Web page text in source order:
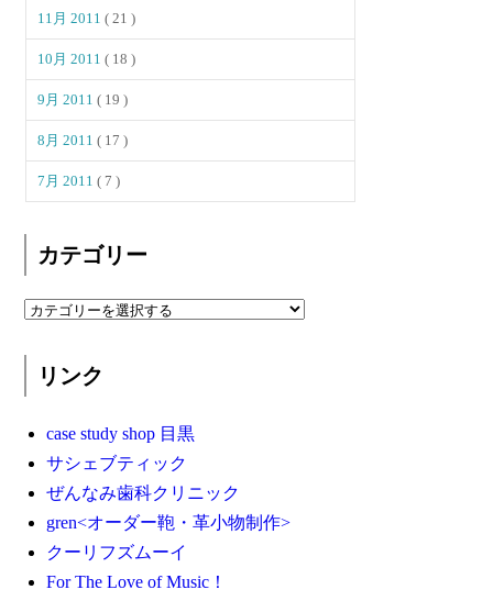
11月 2011( 21 )
10月 2011( 18 )
9月 2011( 19 )
8月 2011( 17 )
7月 2011( 7 )
カテゴリー
リンク
case study shop 目黒
サシェブティック
ぜんなみ歯科クリニック
gren<オーダー鞄・革小物制作>
クーリフズムーイ
For The Love of Music！